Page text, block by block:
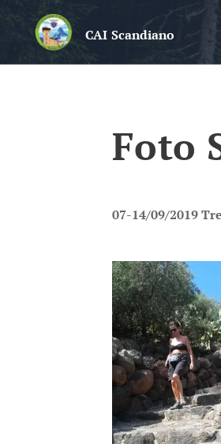
CAI Scandiano
Foto
07-14/09/2019